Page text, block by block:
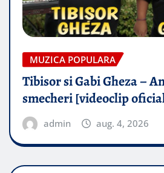
MUZICA POPULARA
Tibisor si Gabi Gheza –
smecheri [videoclip
admin aug. 4, 2026